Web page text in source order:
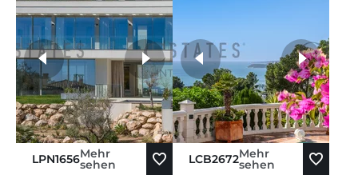
LPN1656Mehr
sehen
weitere Fotos
LCB2672Mehr
sehen